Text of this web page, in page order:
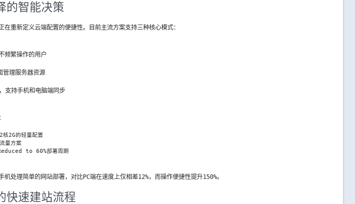
的智能决策
在重新定义云端配置的便捷性。目前主流方案支持三种核心模式：
频繁操作的用户
管理服务器资源
支持手机和电脑端同步
2G的轻量配置
量方案
to 60%部署周期
处理简单的网站部署，对比PC端在速度上仅相差12%，而操作便捷性提升150%。
快速建站流程